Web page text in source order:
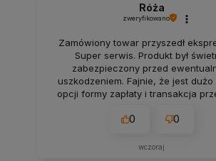
Róża
zweryfikowano
Zamówiony towar przyszedł
Super serwis. Produkt był
zabezpieczony przed
uszkodzeniem. Fajnie, że jest
opcji formy zapłaty i transakcja
opisów na stronie, rzetelnie.
0 0
wczoraj